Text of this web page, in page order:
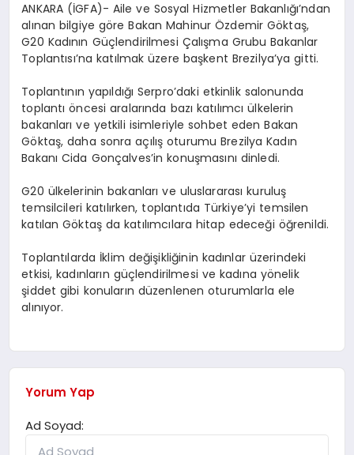
ANKARA (İGFA)- Aile ve Sosyal Hizmetler Bakanlığı’ndan
alınan bilgiye göre Bakan Mahinur Özdemir Göktaş,
G20 Kadının Güçlendirilmesi Çalışma Grubu Bakanlar
Toplantısı’na katılmak üzere başkent Brezilya’ya gitti.
Toplantının yapıldığı Serpro’daki etkinlik salonunda
toplantı öncesi aralarında bazı katılımcı ülkelerin
bakanları ve yetkili isimleriyle sohbet eden Bakan
Göktaş, daha sonra açılış oturumu Brezilya Kadın
Bakanı Cida Gonçalves’in konuşmasını dinledi.
G20 ülkelerinin bakanları ve uluslararası kuruluş
temsilcileri katılırken, toplantıda Türkiye’yi temsilen
katılan Göktaş da katılımcılara hitap edeceği öğrenildi.
Toplantılarda İklim değişikliğinin kadınlar üzerindeki
etkisi, kadınların güçlendirilmesi ve kadına yönelik
şiddet gibi konuların düzenlenen oturumlarla ele
alınıyor.
Yorum Yap
Ad Soyad: